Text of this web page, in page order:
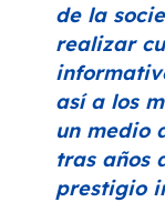
de la
realizar
así a los
un medio
tras años
prestigio